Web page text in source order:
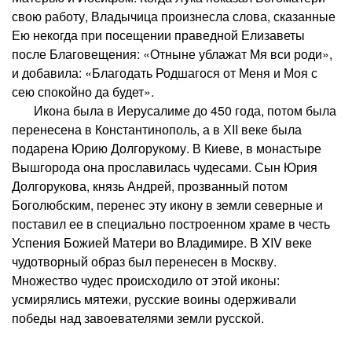
свою работу, Владычица произнесла слова, сказанные
Ею некогда при посещении праведной Елизаветы
после Благовещения: «Отныне ублажат Мя вси роди»,
и добавила: «Благодать Родшагося от Меня и Моя с
сею спокойно да будет».
Икона была в Иерусалиме до 450 года, потом была
перенесена в Константинополь, а в ХII веке была
подарена Юрию Долгорукому. В Киеве, в монастыре
Вышгорода она прославилась чудесами. Сын Юрия
Долгорукова, князь Андрей, прозванный потом
Боголюбским, перенес эту икону в земли северные и
поставил ее в специально построенном храме в честь
Успения Божией Матери во Владимире. В XIV веке
чудотворный образ был перенесен в Москву.
Множество чудес происходило от этой иконы:
усмирялись мятежи, русские воины одерживали
победы над завоевателями земли русской.